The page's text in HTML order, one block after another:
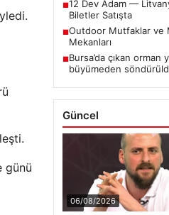
günü
■12 Dev Adam —
Biletler Satışta
■Outdoor Mutfaklar ve
Mekanları
■Bursa’da çıkan orman
büyümeden
Güncel
06/08/2026